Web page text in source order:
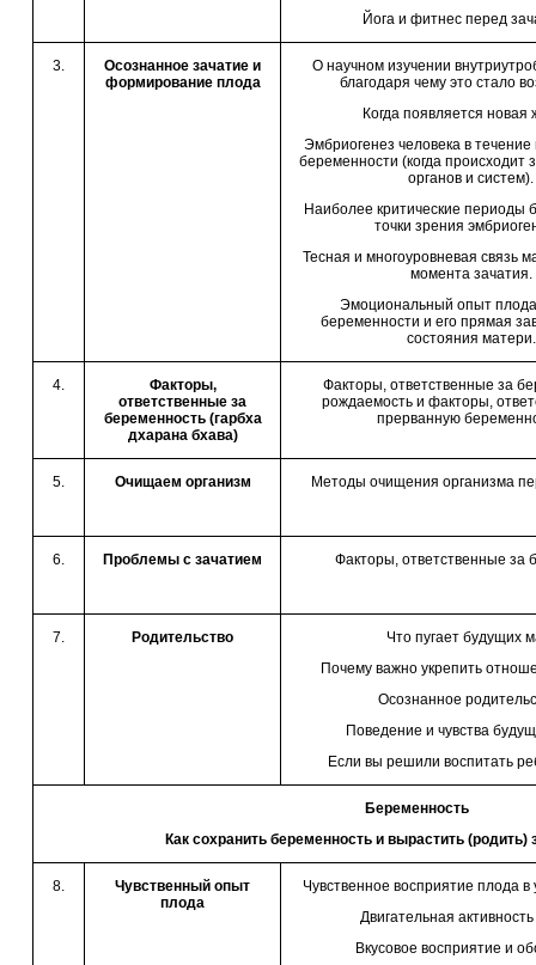
Йога и фитнес перед
3.
Осознанное зачатие и
формирование плода
О научном изучении
благодаря чему это стало
Когда появляется новая
Эмбриогенез человека в течение
беременности (когда происходит
органов и систем).
Наиболее критические периоды
точки зрения
Тесная и многоуровневая связь
момента зачатия.
Эмоциональный опыт
беременности и его прямая
состояния матери.
4.
Факторы,
ответственные за
беременность (гарбха
дхарана бхава)
Факторы, ответственные за
рождаемость и факторы,
прерванную
5. Очищаем организм Методы очищения организма
6. Проблемы с зачатием Факторы, ответственные за
7. Родительство
Что пугает будущих
Почему важно укрепить
Осознанное
Поведение и чувства
Если вы решили воспитать
Беременность
Как сохранить беременность и вырастить
8.
Чувственный опыт
плода
Чувственное восприятие плода
Двигательная
Вкусовое восприятие и